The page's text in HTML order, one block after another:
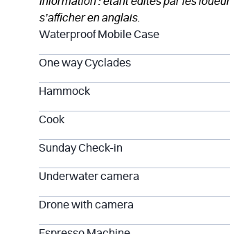
s’afficher en anglais.
Waterproof Mobile Case
One way Cyclades
Hammock
Cook
Sunday Check-in
Underwater camera
Drone with camera